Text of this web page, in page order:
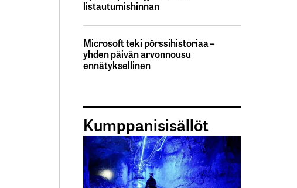
listautumishinnan
Microsoft teki pörssihistoriaa –
yhden päivän arvonnousu
ennätyksellinen
Kumppanisisällöt